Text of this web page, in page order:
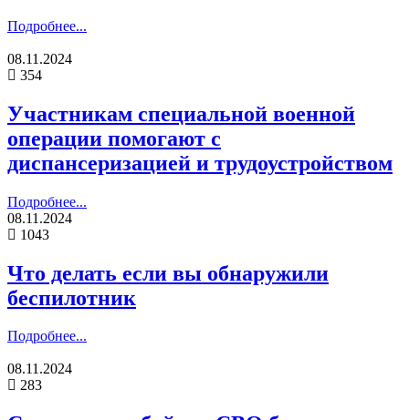
Подробнее...
08.11.2024
354
Участникам специальной военной
операции помогают с
диспансеризацией и трудоустройством
Подробнее...
08.11.2024
1043
Что делать если вы обнаружили
беспилотник
Подробнее...
08.11.2024
283